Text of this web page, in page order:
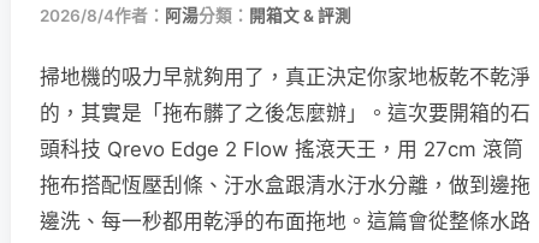
2026/8/4作者： 阿湯分類： 開箱文 & 評測
掃地機的吸力早就夠用了，真正決定你家地板乾不乾淨
的，其實是「拖布髒了之後怎麼辦」。這次要開箱的石
頭科技 Qrevo Edge 2 Flow 搖滾天王，用 27cm 滾筒
拖布搭配恆壓刮條、汙水盒跟清水汙水分離，做到邊拖
邊洗、每一秒都用乾淨的布面拖地。這篇會從整條水路